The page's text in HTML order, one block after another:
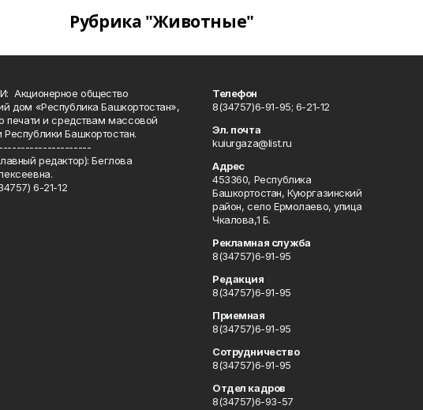
Рубрика "Животные"
Акционерное общество
дом «Республика Башкортостан»,
печати и средствам массовой
Башкортостан.
редактор): Беглова
6-21-12
Телефон
8(34757)6-91-95; 6-21-12
Эл. почта
kuiurgaza@list.ru
Адрес
453360, Республика
Башкортостан, Куюргазинский
район, село Ермолаево, улица
Чкалова,1 Б.
Рекламная служба
8(34757)6-91-95
Редакция
8(34757)6-91-95
Приемная
8(34757)6-91-95
Сотрудничество
8(34757)6-91-95
Отдел кадров
8(34757)6-93-57